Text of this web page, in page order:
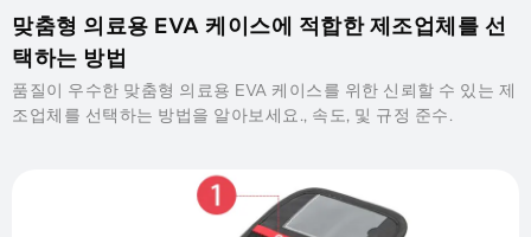
맞춤형 의료용 EVA 케이스에 적합한 제조업체를 선
택하는 방법
품질이 우수한 맞춤형 의료용 EVA 케이스를 위한 신뢰할 수 있는 제
조업체를 선택하는 방법을 알아보세요., 속도, 및 규정 준수.